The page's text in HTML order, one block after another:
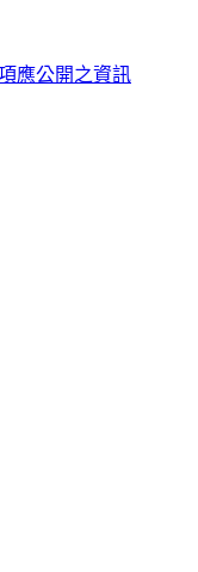
應公開之資訊